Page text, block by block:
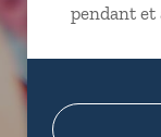
pendant et